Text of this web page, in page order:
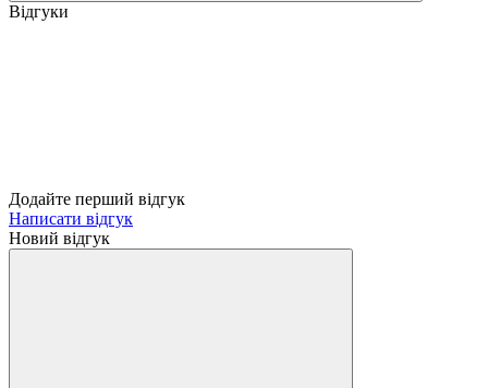
Відгуки
Додайте перший відгук
Написати відгук
Новий відгук